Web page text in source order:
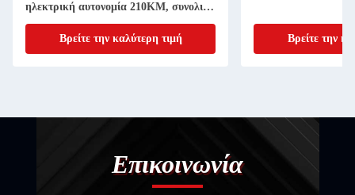
ηλεκτρική αυτονομία 210KM, συνολική
αυτονομία 1210KM
Βρείτε την καλύτερη τιμή
Βρείτε την
Επικοινωνία